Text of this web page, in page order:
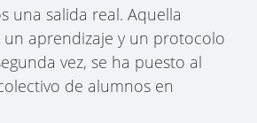
una salida real. Aquella
aprendizaje y un protocolo
vez, se ha puesto al
de alumnos en